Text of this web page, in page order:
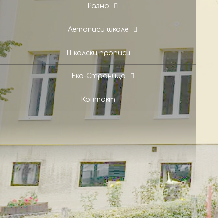
Разно
Летописи школе
Школски прописи
Еко-Страница
Контакт